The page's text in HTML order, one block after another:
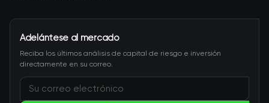
Adelántese al mercado
Reciba los últimos análisis de capital de riesgo e inversión
directamente en su correo.